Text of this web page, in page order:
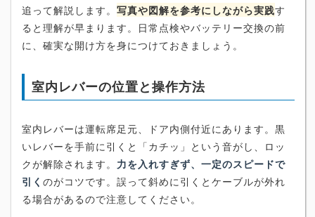
追って解説します。 写真や図解を参考にしながら実践す
ると理解が早まります。日常点検やバッテリー交換の前
に、確実な開け方を身につけておきましょう。
室内レバーの位置と操作方法
室内レバーは運転席足元、ドア内側付近にあります。黒
いレバーを手前に引くと「カチッ」という音がし、ロッ
クが解除されます。 力を入れすぎず、一定のスピードで
引く のがコツです。誤って斜めに引くとケーブルが外れ
る場合があるので注意してください。